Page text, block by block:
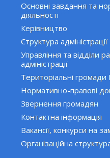
Основні завдання та
діяльності
Керівництво
Структура адміністрації
Управління та відділи
адміністрації
Територіальні
Нормативно-правові
Звернення громадян
Контактна інформація
Вакансії, конкурси на
Організаційна